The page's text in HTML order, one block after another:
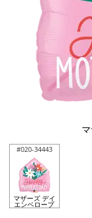
#020-34443
マザーズ デイ
エンベロープ